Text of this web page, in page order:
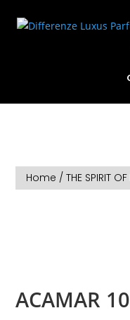
Home /THE SPIRIT
ACAMAR